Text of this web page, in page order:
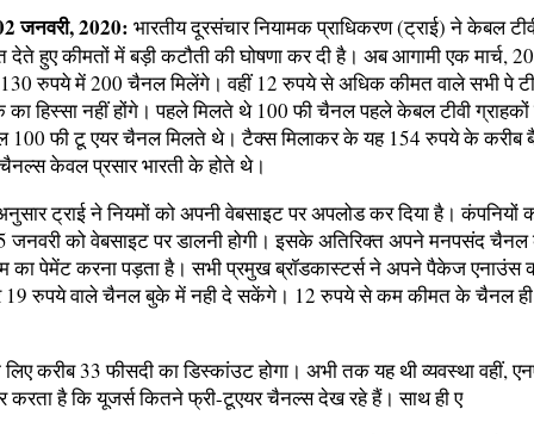
जनवरी, 2020: भारतीय दूरसंचार नियामक प्राधिकरण (ट्राई) ने केबल
देते हुए कीमतों में बड़ी कटौती की घोषणा कर दी है। अब आगामी एक मार्च,
130 रुपये में 200 चैनल मिलेंगे। वहीं 12 रुपये से अधिक कीमत वाले सभी पे
का हिस्सा नहीं होंगे। पहले मिलते थे 100 फी चैनल पहले केबल टीवी
100 फी टू एयरचैनल मिलते थे। टैक्स मिलाकर के यह 154 रुपये के करीब
केवल प्रसार भारती के होते थे।
ट्राई ने नियमों को अपनी वेबसाइट पर अपलोड कर दिया है। कंपनियों
जनवरी को वेबसाइट पर डालनी होगी। इसके अतिरिक्त अपने मनपसंद
का पेमेंट करना पड़ता है। सभी प्रमुख ब्रॉडकास्टर्स ने अपने पैकेज
19 रुपये वाले चैनल बुके में नही दे सकेंगे। 12 रुपये से कम कीमत के चैनल ही
करीब 33 फीसदी का डिस्कांउट होगा। अभी तक यह थी व्यवस्था वहीं,
करता है कि यूजर्स कितने फ्री-टूएयर चैनल्स देख रहे हैं। साथ ही ए